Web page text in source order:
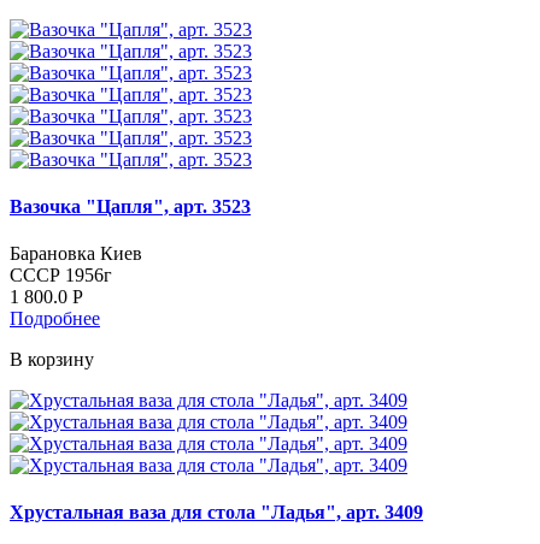
Вазочка "Цапля", арт. 3523
Барановка Киев
СССР 1956г
1 800.0 Р
Подробнее
В корзину
Хрустальная ваза для стола "Ладья", арт. 3409